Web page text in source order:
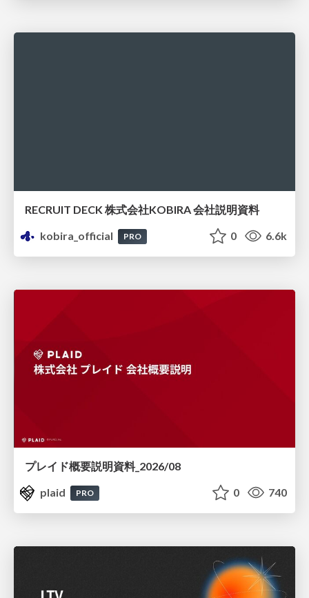
RECRUIT DECK 株式会社KOBIRA 会社説明資料
kobira_official
PRO 0 6.6k
プレイド概要説明資料_2026/08
plaid
PRO 0 740